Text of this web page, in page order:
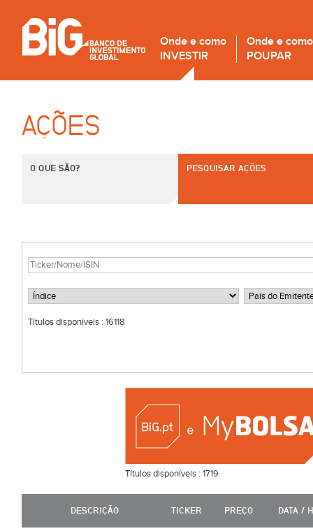
Onde e como
INVESTIR
Onde e como
POUPAR
AÇÕES
O QUE SÃO? PESQUISAR AÇÕES
Títulos disponíveis : 16118
Títulos disponíveis :1719
DESCRIÇÃO TICKER PREÇO DATA /